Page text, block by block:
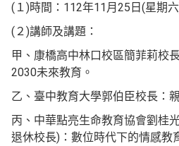
(１)時間：112年11月25日(星期
(２)講師及講題：
甲、康橋高中林口校區簡菲莉校
2030未來教育。
乙、臺中教育大學郭伯臣校長：
丙、中華點亮生命教育協會劉桂
退休校長)：數位時代下的情感教